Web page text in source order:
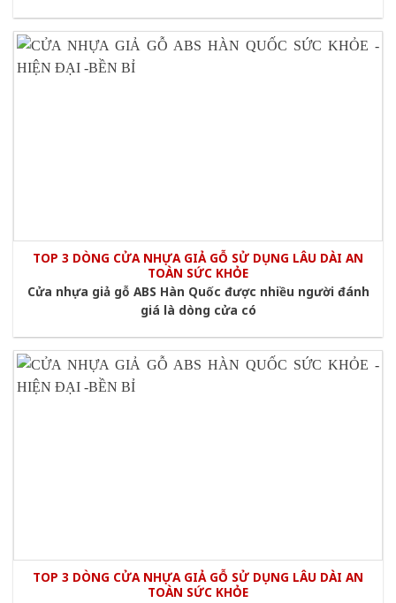
TOP 3 DÒNG CỬA NHỰA GIẢ GỖ SỬ DỤNG LÂU DÀI AN
TOÀN SỨC KHỎE
Cửa nhựa giả gỗ ABS Hàn Quốc được nhiều người đánh
giá là dòng cửa có
TOP 3 DÒNG CỬA NHỰA GIẢ GỖ SỬ DỤNG LÂU DÀI AN
TOÀN SỨC KHỎE